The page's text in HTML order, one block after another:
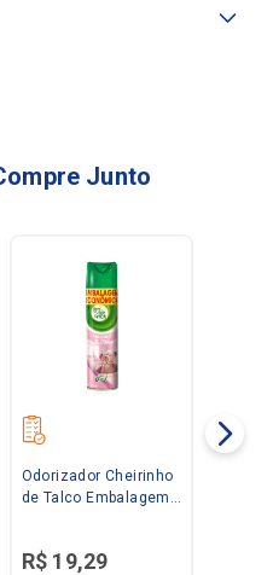
Junto
Odorizador Cheirinho
de Talco Embalagem
R$ 19,29